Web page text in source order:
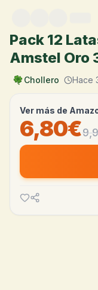
Pack 12
Amstel Oro
Chollero Hace
Ver más de
6,80€